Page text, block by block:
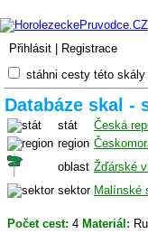
Přihlásit Registrace
stáhni cesty této skály
Databáze skal -
stát
Česká
region
oblast Žďárské
sektor Malínské
Počet cest: 4 Materiál: